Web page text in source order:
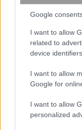
Google
I want to allow
related to
device
I want to allow
Google for
I want to allow
personalized